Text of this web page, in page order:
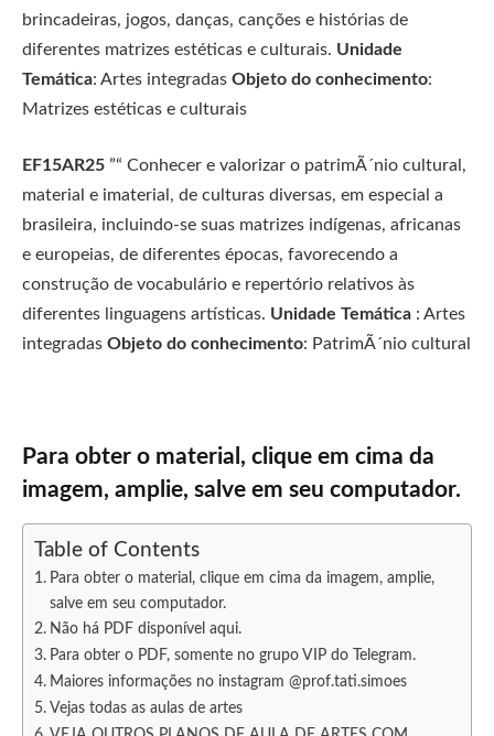
brincadeiras, jogos, danças, canções e histórias de
diferentes matrizes estéticas e culturais. Unidade
Temática: Artes integradas Objeto do conhecimento:
Matrizes estéticas e culturais
EF15AR25 ”“ Conhecer e valorizar o patrimÃ´nio cultural,
material e imaterial, de culturas diversas, em especial a
brasileira, incluindo-se suas matrizes indígenas, africanas
e europeias, de diferentes épocas, favorecendo a
construção de vocabulário e repertório relativos às
diferentes linguagens artísticas. Unidade Temática : Artes
integradas Objeto do conhecimento: PatrimÃ´nio cultural
Para obter o material, clique em cima da
imagem, amplie, salve em seu computador.
Table of Contents
Para obter o material, clique em cima da imagem, amplie,
salve em seu computador.
Não há PDF disponível aqui.
Para obter o PDF, somente no grupo VIP do Telegram.
Maiores informações no instagram @prof.tati.simoes
Vejas todas as aulas de artes